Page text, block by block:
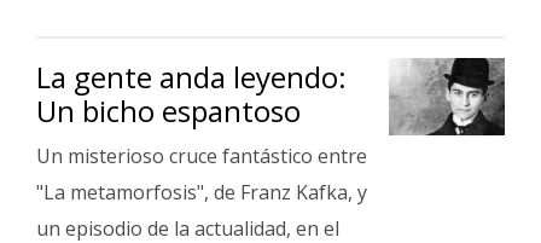
La gente anda leyendo:
Un bicho espantoso
Un misterioso cruce fantástico entre
"La metamorfosis", de Franz Kafka, y
un episodio de la actualidad, en el